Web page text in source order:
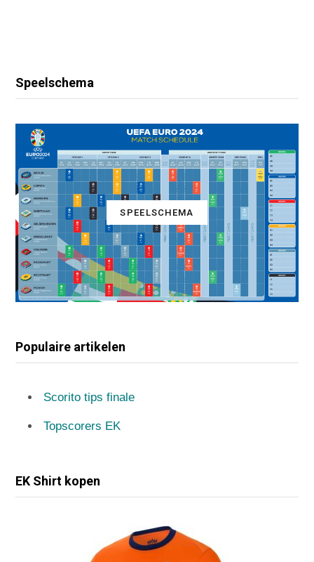
Speelschema
SPEELSCHEMA
Populaire artikelen
Scorito tips finale
Topscorers EK
EK Shirt kopen